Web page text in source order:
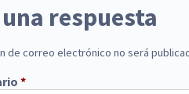
respuesta
de correo electrónico no será
*